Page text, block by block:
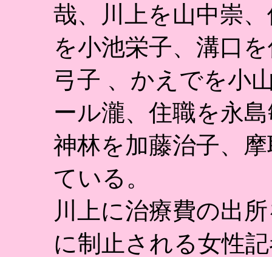
哉、川上を山中崇
を小池栄子、溝口
弓子 、かえでを小
ール瀧、住職を永
神林を加藤治子、
ている。
川上に治療費の出
に制止される女性